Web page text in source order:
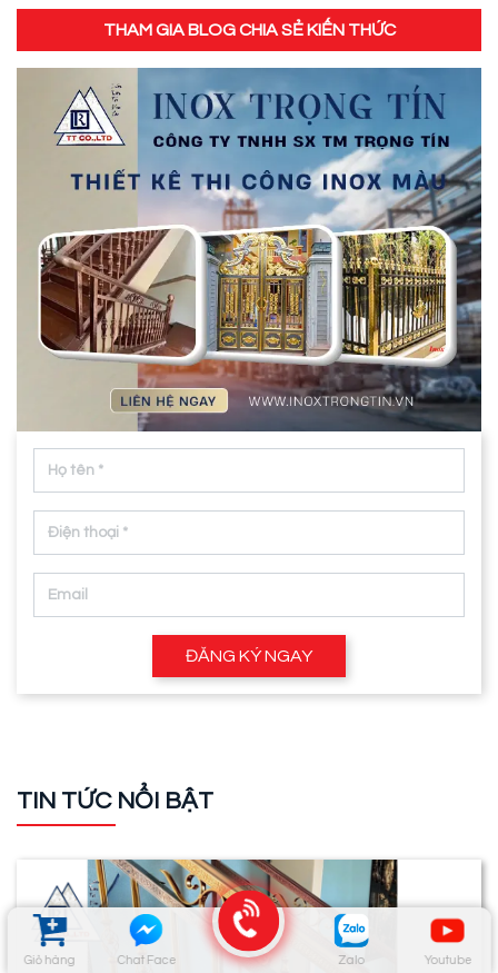
Giỏ hàng Chat Face Zalo Youtube
THAM GIA BLOG CHIA SẺ KIẾN THỨC
ĐĂNG KÝ NGAY
TIN TỨC NỔI BẬT